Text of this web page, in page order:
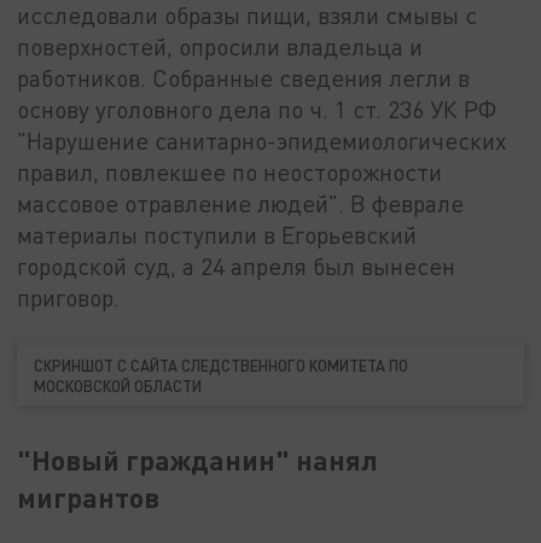
исследовали образы пищи, взяли смывы с
поверхностей, опросили владельца и
работников. Собранные сведения легли в
основу уголовного дела по ч. 1 ст. 236 УК РФ
"Нарушение санитарно-эпидемиологических
правил, повлекшее по неосторожности
массовое отравление людей". В феврале
материалы поступили в Егорьевский
городской суд, а 24 апреля был вынесен
приговор.
СКРИНШОТ С САЙТА СЛЕДСТВЕННОГО КОМИТЕТА ПО
МОСКОВСКОЙ ОБЛАСТИ
"Новый гражданин" нанял
мигрантов